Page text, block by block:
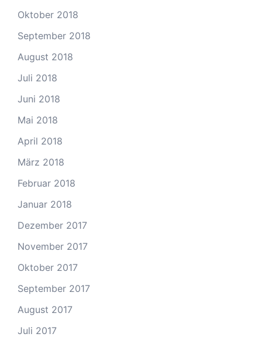
Oktober 2018
September 2018
August 2018
Juli 2018
Juni 2018
Mai 2018
April 2018
März 2018
Februar 2018
Januar 2018
Dezember 2017
November 2017
Oktober 2017
September 2017
August 2017
Juli 2017